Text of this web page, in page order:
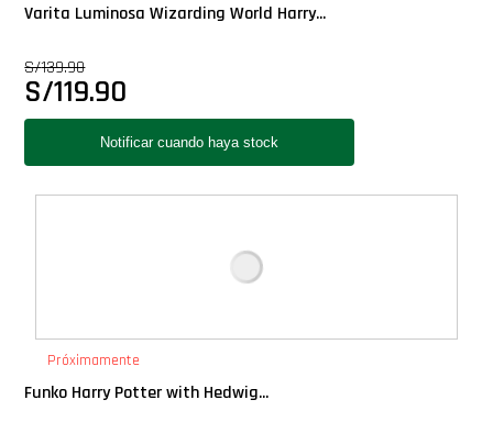
Varita Luminosa Wizarding World Harry...
S/139.90
S/119.90
Próximamente
Funko Harry Potter with Hedwig...